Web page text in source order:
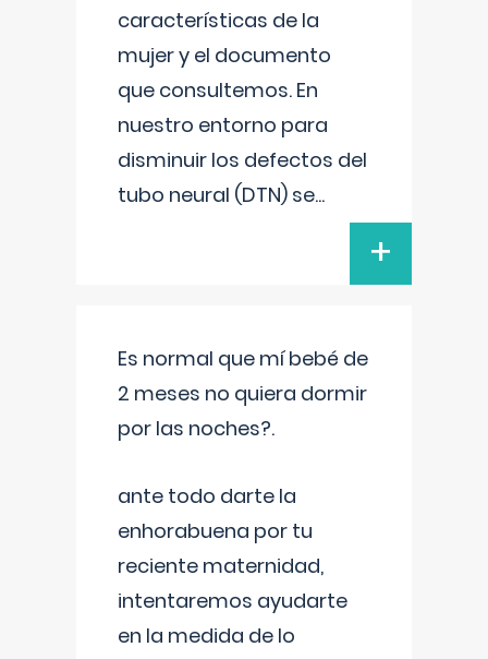
características de la
mujer y el documento
que consultemos. En
nuestro entorno para
disminuir los defectos del
tubo neural (DTN) se...
+
Es normal que mí bebé de
2 meses no quiera dormir
por las noches?.
ante todo darte la
enhorabuena por tu
reciente maternidad,
intentaremos ayudarte
en la medida de lo